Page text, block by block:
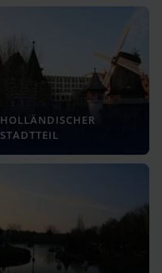
HOLLÄNDISCHER
STADTTEIL